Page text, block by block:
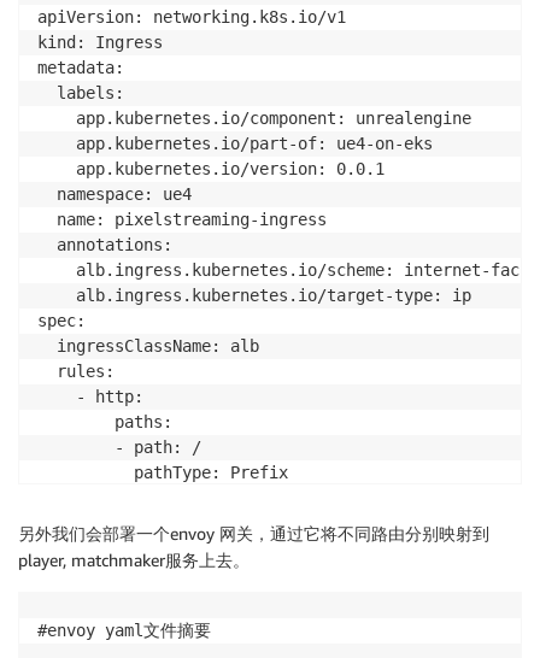
            - matchExpressions:
              - key: app.pixel/turn
                operator: In
                values:
                - "true"
      containers:
      - env:
        - name: INTERNAL_IP
          valueFrom:
            fieldRef:
              fieldPath: status.podIP
        - name: TURN_PORT
          value: "3478"
        - name: TURN_MIN_PORT
          value: "49152"
        - name: TURN_MAX_PORT
          value: "65535"
        - name: TURN_REALM
          value: app.pixel
            secretKeyRef:
              key: username
        - name: TURN_PASS
          valueFrom:
apiVersion: networking.k8s.io/v1
kind: Ingress
metadata:
  labels:
    app.kubernetes.io/component: unrealengine
    app.kubernetes.io/part-of: ue4-on-eks
    app.kubernetes.io/version: 0.0.1
  namespace: ue4
  name: pixelstreaming-ingress
  annotations:
alb.ingress.kubernetes.io/scheme: internet-
    alb.ingress.kubernetes.io/target-type: ip
spec:
  ingressClassName: alb
  rules:
    - http:
        paths:
        - path: /
          pathType: Prefix
            service:
              name: envoy-router
              port:
另外我们会部署一个envoy 网关，通过它将不同路由分别映射到
player, matchmaker服务上去。
#envoy yaml文件摘要